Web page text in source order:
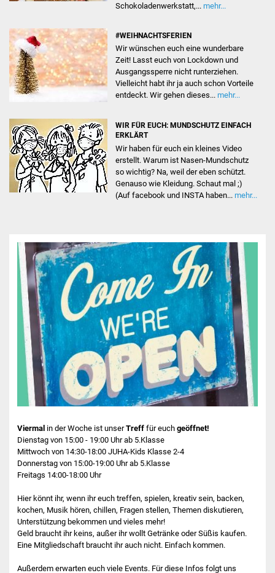
JuHa live
JuHa live 2019
JuHa live 2021
JuHa live 2022
JuHa live 2023
JuHa live 2024
Cake Pop Workshop
Jugendbeirat
Peace in Art
Graffiti-Workshop
Handlettering
Sei aktiv
Orga-Team
JuHa live-Betreuerteam
Jugendbeteiligung
§41a GemO
Schokoladenwerkstatt,...mehr...
#WEIHNACHTSFERIEN
Wir wünschen euch eine wunderbare
Zeit! Lasst euch von Lockdown und
Ausgangssperre nicht runterziehen.
Vielleicht habt ihr ja auch schon Vorteile
entdeckt. Wir gehen dieses...mehr...
WIR FÜR EUCH: MUNDSCHUTZ EINFACH
ERKLÄRT
Wir haben für euch ein kleines Video
erstellt. Warum ist Nasen-Mundschutz
so wichtig? Na, weil der eben schützt.
Genauso wie Kleidung. Schaut mal ;)
(Auf facebook und INSTA haben...mehr...
Viermal in der Woche ist unserTrefffür euch geöffnet!
Dienstag von 15:00 - 19:00 Uhr ab 5.Klasse
Mittwoch von 14:30-18:00 JUHA-Kids Klasse 2-4
Donnerstag von 15:00-19:00 Uhr ab 5.Klasse
Freitags 14:00-18:00 Uhr
Hier könnt ihr, wenn ihr euch treffen, spielen, kreativ sein, backen,
kochen, Musik hören, chillen, Fragen stellen, Themen diskutieren,
Unterstützung bekommen und vieles mehr!
Geld braucht ihr keins, außer ihr wollt Getränke oder Süßis kaufen.
Eine Mitgliedschaft braucht ihr auch nicht. Einfach kommen.
Außerdem erwarten euch viele Events. Für diese Infos folgt uns